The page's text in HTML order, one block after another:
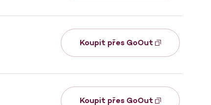
Koupit přes GoOut
Koupit přes GoOut